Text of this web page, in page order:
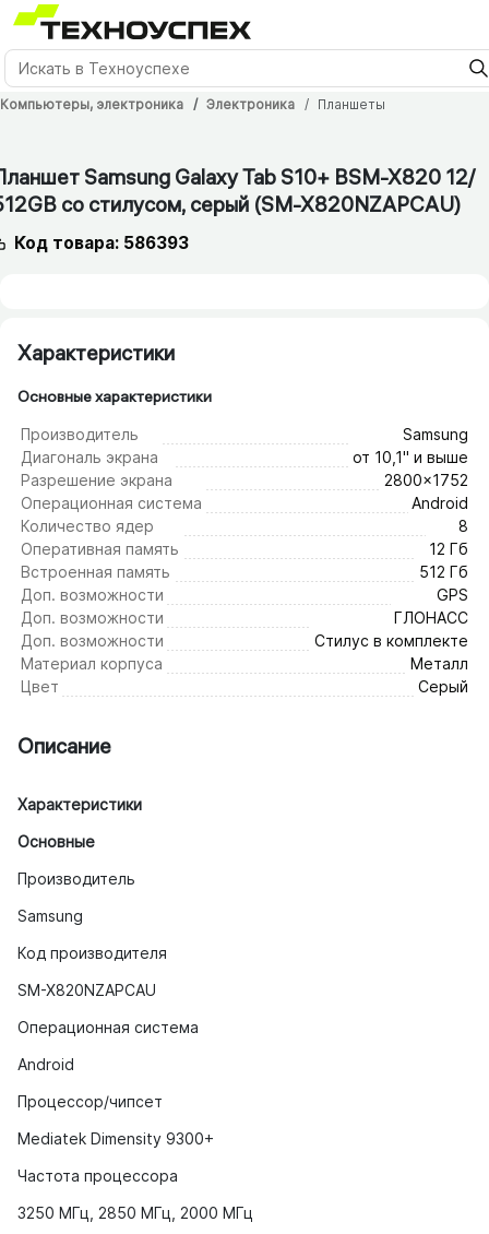
Компьютеры, электроника Электроника Планшеты
Samsung Galaxy Tab S10+ BSM-X820 12/​
со стилусом, серый (SM-X820NZAPCAU)
Код товара: 586393
Характеристики
Основные характеристики
Производитель
Samsung
Диагональ экрана
от 10,1" и выше
Разрешение экрана
2800x1752
Операционная система
Android
Количество ядер
8
Оперативная память
12 Гб
Встроенная память
512 Гб
Доп. возможности
GPS
Доп. возможности
ГЛОНАСС
Доп. возможности
Стилус в комплекте
Материал корпуса
Металл
Цвет
Серый
Описание
Характеристики
Основные
Производитель
Samsung
Код производителя
SM-X820NZAPCAU
Операционная система
Android
Процессор/чипсет
Mediatek Dimensity 9300+
Частота процессора
3250 МГц, 2850 МГц, 2000 МГц